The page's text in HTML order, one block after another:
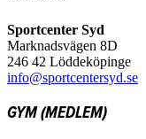
Sportcenter Syd
Marknadsvägen 8D
246 42 Löddeköpinge
info@sportcentersyd.se
GYM (MEDLEM)